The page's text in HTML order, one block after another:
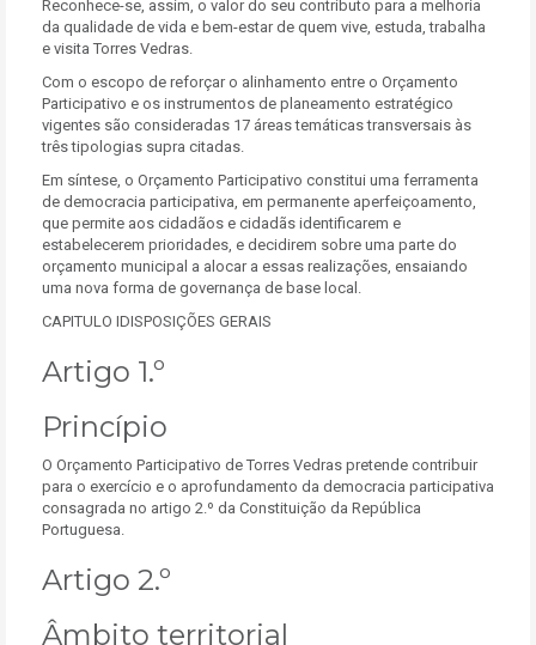
Reconhece-se, assim, o valor do seu contributo para a melhoria
da qualidade de vida e bem-estar de quem vive, estuda, trabalha
e visita Torres Vedras.
Com o escopo de reforçar o alinhamento entre o Orçamento
Participativo e os instrumentos de planeamento estratégico
vigentes são consideradas 17 áreas temáticas transversais às
três tipologias supra citadas.
Em síntese, o Orçamento Participativo constitui uma ferramenta
de democracia participativa, em permanente aperfeiçoamento,
que permite aos cidadãos e cidadãs identificarem e
estabelecerem prioridades, e decidirem sobre uma parte do
orçamento municipal a alocar a essas realizações, ensaiando
uma nova forma de governança de base local.
CAPITULO IDISPOSIÇÕES GERAIS
Artigo 1.º
Princípio
O Orçamento Participativo de Torres Vedras pretende contribuir
para o exercício e o aprofundamento da democracia participativa
consagrada no artigo 2.º da Constituição da República
Portuguesa.
Artigo 2.º
Âmbito territorial